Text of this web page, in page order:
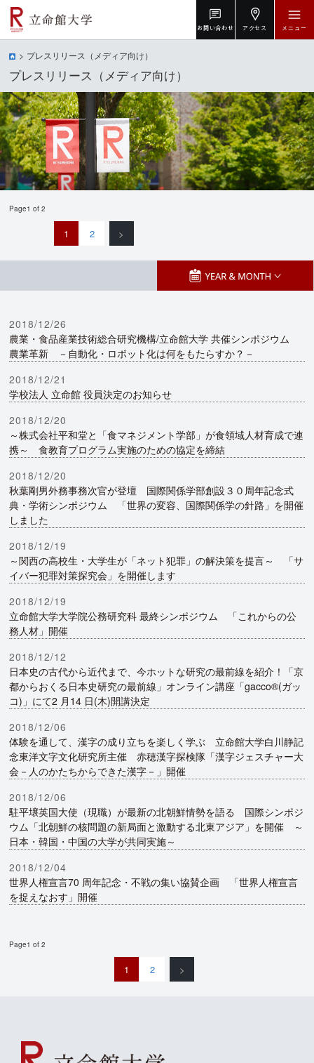
お問い合わせ アクセス メニュー
プレスリリース（メディア向け）
プレスリリース（メディア向け）
Page1 of 2
1 2 >
2018/12/26
農業・食品産業技術総合研究機構/立命館大学 共催シンポジウム
農業革新 －自動化・ロボット化は何をもたらすか？－
2018/12/21
学校法人 立命館 役員決定のお知らせ
2018/12/20
～株式会社平和堂と「食マネジメント学部」が食領域人材育成で連
携～ 食教育プログラム実施のための協定を締結
2018/12/20
秋葉剛男外務事務次官が登壇 国際関係学部創設３０周年記念式
典・学術シンポジウム 「世界の変容、国際関係学の針路」を開催
しました
2018/12/19
～関西の高校生・大学生が「ネット犯罪」の解決策を提言～ 「サ
イバー犯罪対策探究会」を開催します
2018/12/19
立命館大学大学院公務研究科 最終シンポジウム 「これからの公
務人材」開催
2018/12/12
日本史の古代から近代まで、今ホットな研究の最前線を紹介！「京
都からおくる日本史研究の最前線」オンライン講座「gacco®(ガッ
コ)」にて2 月14 日(木)開講決定
2018/12/06
体験を通して、漢字の成り立ちを楽しく学ぶ 立命館大学白川静記
念東洋文字文化研究所主催 赤穂漢字探検隊「漢字ジェスチャー大
会－人のかたちからできた漢字－」開催
2018/12/06
駐平壌英国大使（現職）が最新の北朝鮮情勢を語る 国際シンポジ
ウム「北朝鮮の核問題の新局面と激動する北東アジア」を開催 ～
日本・韓国・中国の大学が共同実施～
2018/12/04
世界人権宣言70 周年記念・不戦の集い協賛企画 「世界人権宣言
を捉えなおす」開催
Page1 of 2
1 2 >